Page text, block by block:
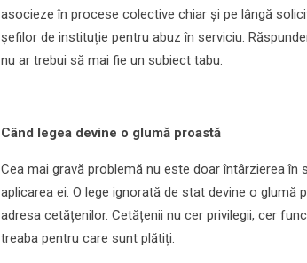
asocieze în procese colective chiar și pe lângă
șefilor de instituție pentru abuz în serviciu.
nu ar trebui să mai fie un subiect tabu.
Când legea devine o glumă proastă
Cea mai gravă problemă nu este doar întârzierea
aplicarea ei. O lege ignorată de stat devine o
adresa cetățenilor. Cetățenii nu cer privilegii, cer
treaba pentru care sunt plătiți.